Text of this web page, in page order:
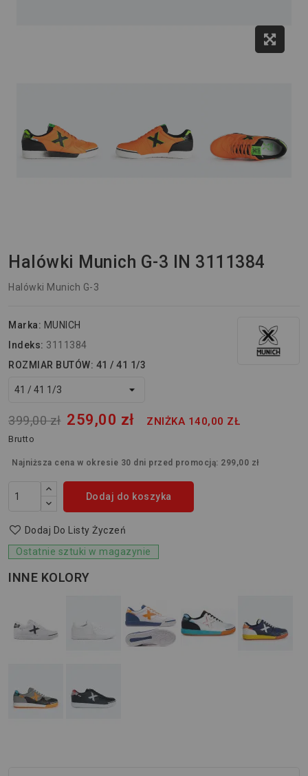
Halówki Munich G-3 IN 3111384
Halówki Munich G-3
Marka: MUNICH
Indeks: 3111384
ROZMIAR BUTÓW: 41 / 41 1/3
399,00 zł 259,00 zł ZNIŻKA 140,00 ZŁ
Brutto
Najniższa cena w okresie 30 dni przed promocją: 299,00 zł
Dodaj do koszyka
Dodaj Do Listy Życzeń
Ostatnie sztuki w magazynie
INNE KOLORY